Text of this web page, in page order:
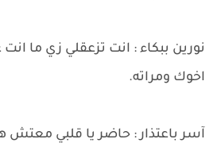
نورين ببكاء : انت تزعقلي زي ما
اخوك ومراته.
آسر باعتذار : حاضر يا قلبي